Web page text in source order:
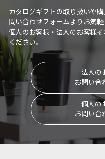
カタログギフトの取り扱いや
問い合わせフォームよりお気軽
個人のお客様・法人のお客様
ください。
法人の
お問い合
個人の
お問い合